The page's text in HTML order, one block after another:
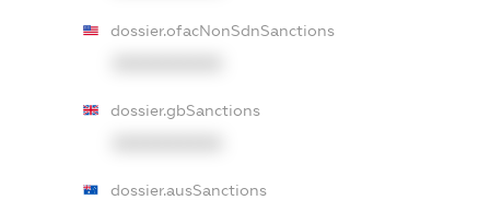
dossier.ofacNonSdnSanctions
dossier.gbSanctions
dossier.ausSanctions